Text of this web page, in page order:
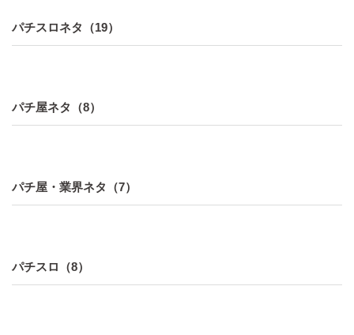
パチスロネタ（19）
パチ屋ネタ（8）
パチ屋・業界ネタ（7）
パチスロ（8）